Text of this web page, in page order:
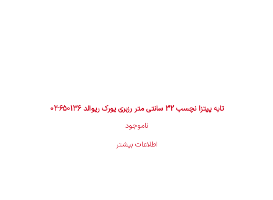
تابه پیتزا نچسب 32 سانتی متر رزبری یورک ریوالد 650136-02
ناموجود
اطلاعات بیشتر